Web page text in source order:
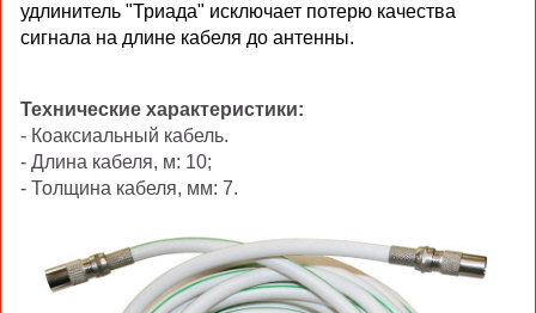
удлинитель "Триада" исключает потерю качества
сигнала на длине кабеля до антенны.
Технические характеристики:
- Коаксиальный кабель.
- Длина кабеля, м: 10;
- Толщина кабеля, мм: 7.